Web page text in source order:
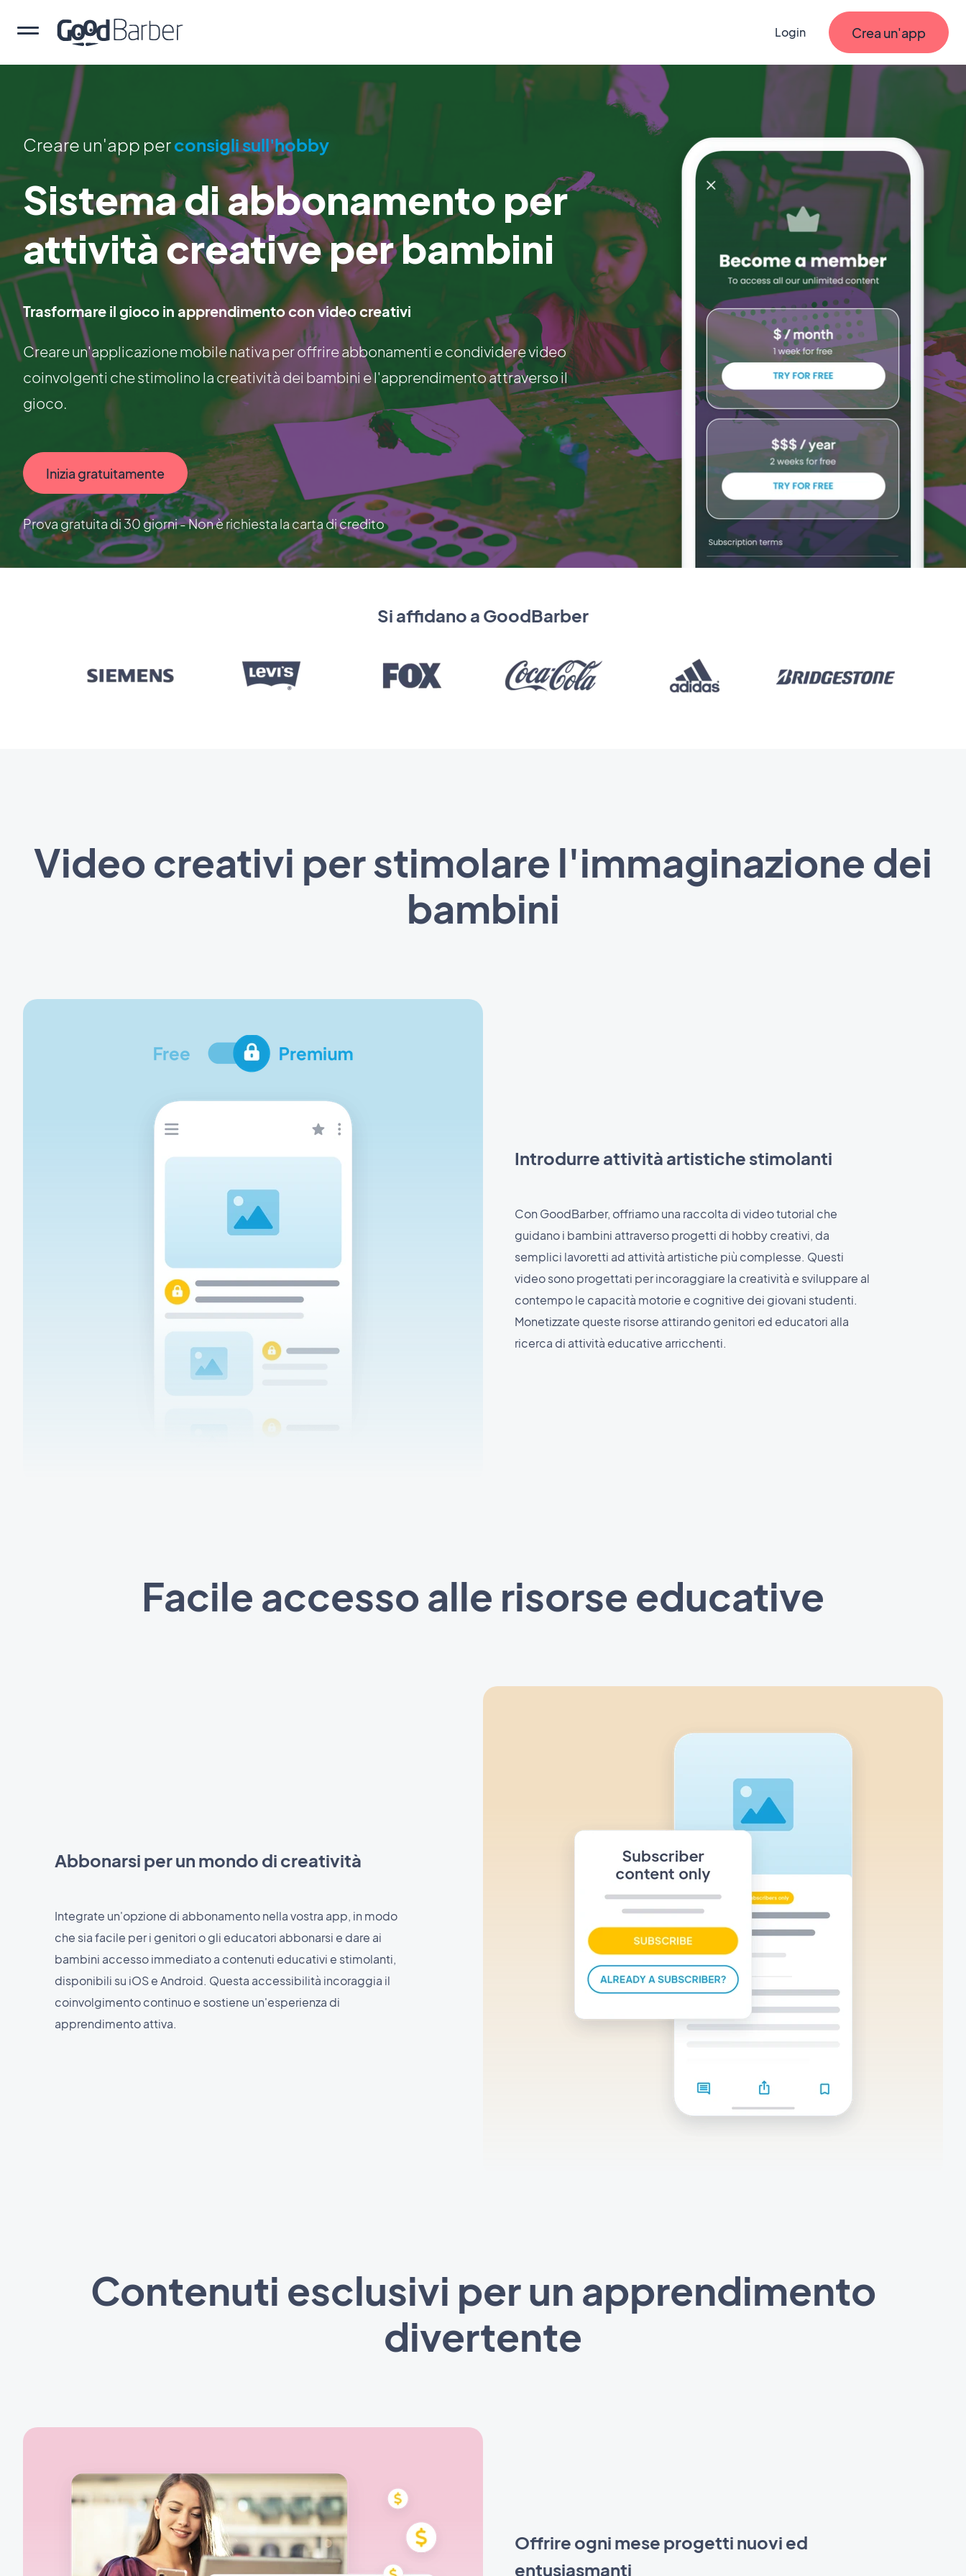
Login Crea un'app
Creare un'app perconsigli sull'hobby
Sistema di abbonamento per
attività creative per bambini
Trasformare il gioco in apprendimento con video creativi
Creare un'applicazione mobile nativa per offrire abbonamenti e condividere video
coinvolgenti che stimolino la creatività dei bambini e l'apprendimento attraverso il
gioco.
Inizia gratuitamente
Prova gratuita di 30 giorni - Non è richiesta la carta di credito
Si affidano a GoodBarber
Video creativi per stimolare l'immaginazione dei
bambini
Introdurre attività artistiche stimolanti
Con GoodBarber, offriamo una raccolta di video tutorial che
guidano i bambini attraverso progetti di hobby creativi, da
semplici lavoretti ad attività artistiche più complesse. Questi
video sono progettati per incoraggiare la creatività e sviluppare al
contempo le capacità motorie e cognitive dei giovani studenti.
Monetizzate queste risorse attirando genitori ed educatori alla
ricerca di attività educative arricchenti.
Facile accesso alle risorse educative
Abbonarsi per un mondo di creatività
Integrate un'opzione di abbonamento nella vostra app, in modo
che sia facile per i genitori o gli educatori abbonarsi e dare ai
bambini accesso immediato a contenuti educativi e stimolanti,
disponibili su iOS e Android. Questa accessibilità incoraggia il
coinvolgimento continuo e sostiene un'esperienza di
apprendimento attiva.
Contenuti esclusivi per un apprendimento
divertente
Offrire ogni mese progetti nuovi ed
entusiasmanti